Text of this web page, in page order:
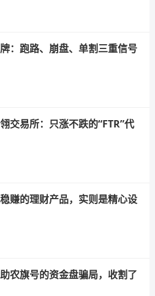
：跑路、崩盘、单割三重信号
交易所：只涨不跌的“FTR”代
赚的理财产品，实则是精心设
农旗号的资金盘骗局，收割了